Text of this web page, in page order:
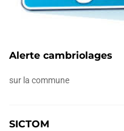
Alerte cambriolages
sur la commune
SICTOM